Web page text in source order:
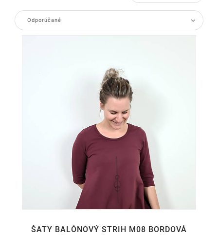
Odporúčané
ŠATY BALÓNOVÝ STRIH M08 BORDOVÁ